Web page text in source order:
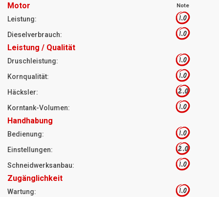
Motor Note
Leistung: 1.0
Dieselverbrauch: 1.0
Leistung / Qualität
Druschleistung: 1.0
Kornqualität: 1.0
Häcksler: 2.0
Korntank-Volumen: 1.0
Handhabung
Bedienung: 1.0
Einstellungen: 2.0
Schneidwerksanbau: 1.0
Zugänglichkeit
Wartung: 1.0